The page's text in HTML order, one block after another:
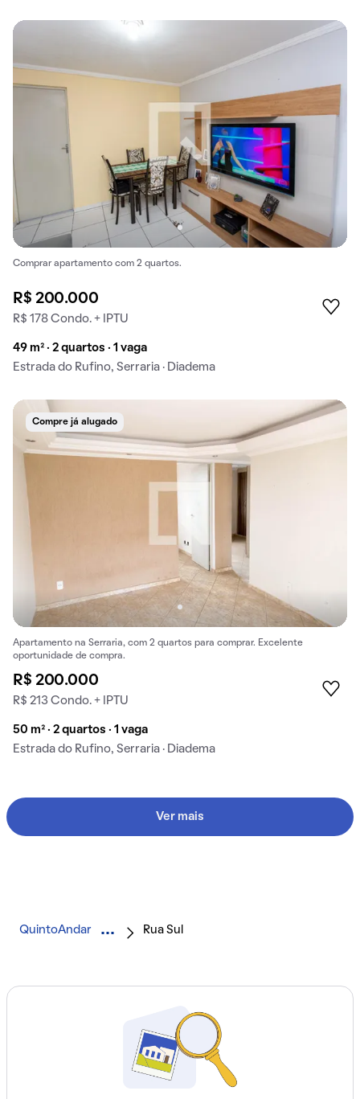
Comprar apartamento com 2 quartos.
R$ 200.000
R$ 178 Condo. + IPTU
49 m² · 2 quartos · 1 vaga
Estrada do Rufino, Serraria · Diadema
Compre já alugado
Apartamento na Serraria, com 2 quartos para comprar. Excelente
oportunidade de compra.
R$ 200.000
R$ 213 Condo. + IPTU
50 m² · 2 quartos · 1 vaga
Estrada do Rufino, Serraria · Diadema
Ver mais
QuintoAndar Rua Sul